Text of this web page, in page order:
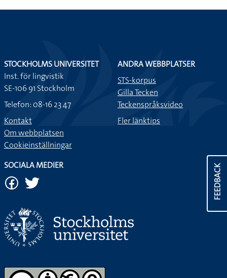
FEEDBACK
STOCKHOLMS UNIVERSITET
Inst. för lingvistik
SE-106 91 Stockholm
Telefon: 08-16 23 47
Kontakt
Om webbplatsen
Cookieinställningar
ANDRA WEBBPLATSER
STS-korpus
Gilla Tecken
Teckenspråksvideo
Fler länktips
SOCIALA MEDIER